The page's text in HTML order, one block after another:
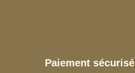
Paiement sécurisé